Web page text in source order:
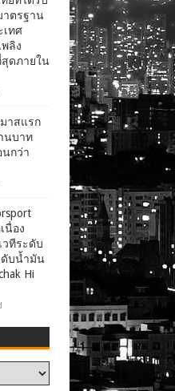
าตรฐาน
เทศ
ลิง
ดภายใน
าสแรก
นบาท
กว่า
นื่อง
ทีระดับ
ดับน้ำมัน
Hi